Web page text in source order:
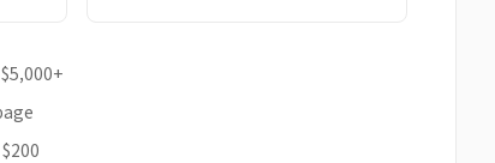
$5,000+
$200